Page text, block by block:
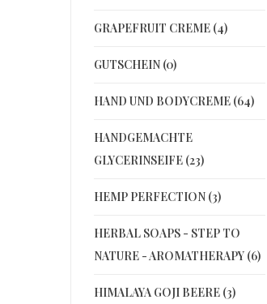
GRAPEFRUIT CREME (4)
GUTSCHEIN (0)
HAND UND BODYCREME (64)
HANDGEMACHTE
GLYCERINSEIFE (23)
HEMP PERFECTION (3)
HERBAL SOAPS - STEP TO
NATURE - AROMATHERAPY (6)
HIMALAYA GOJI BEERE (3)